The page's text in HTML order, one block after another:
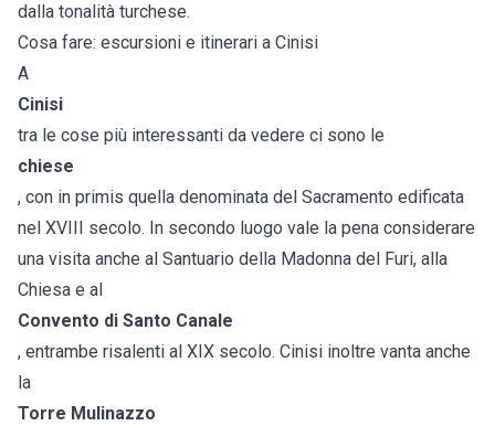
dalla tonalità turchese.
Cosa fare: escursioni e itinerari a Cinisi
A
Cinisi
tra le cose più interessanti da vedere ci sono le
chiese
, con in primis quella denominata del Sacramento edificata
nel XVIII secolo. In secondo luogo vale la pena considerare
una visita anche al Santuario della Madonna del Furi, alla
Chiesa e al
Convento di Santo Canale
, entrambe risalenti al XIX secolo. Cinisi inoltre vanta anche
la
Torre Mulinazzo